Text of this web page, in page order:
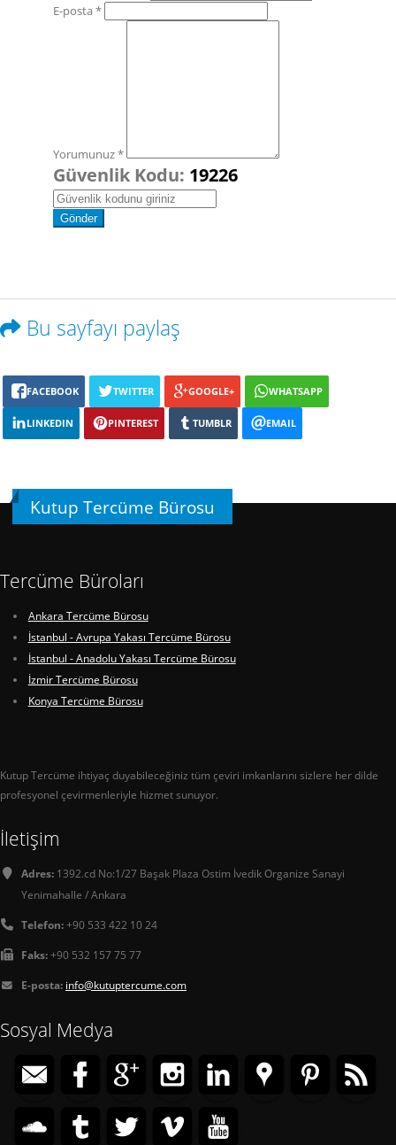
E-posta *
Yorumunuz *
Güvenlik Kodu: 19226
Bu sayfayı paylaş
FACEBOOK TWITTER GOOGLE+ WHATSAPP
LINKEDIN PINTEREST TUMBLR EMAIL
Kutup Tercüme Bürosu
Tercüme Büroları
Ankara Tercüme Bürosu
İstanbul - Avrupa Yakası Tercüme Bürosu
İstanbul - Anadolu Yakası Tercüme Bürosu
İzmir Tercüme Bürosu
Konya Tercüme Bürosu
Kutup Tercüme ihtiyaç duyabileceğiniz tüm çeviri imkanlarını sizlere her dilde
profesyonel çevirmenleriyle hizmet sunuyor.
İletişim
Adres: 1392.cd No:1/27 Başak Plaza Ostim İvedik Organize Sanayi
Yenimahalle / Ankara
Telefon:+90 533 422 10 24
Faks:+90 532 157 75 77
E-posta: info@kutuptercume.com
Sosyal Medya